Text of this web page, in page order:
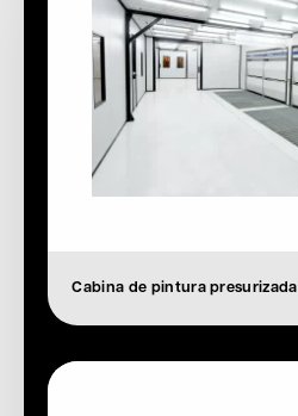
Cabina de pintura presurizada